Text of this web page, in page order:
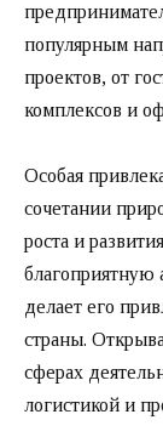
популярным
проектов, от
комплексов и
Особая
сочетании
роста и
благоприятную
делает его
страны.
сферах
логистикой и